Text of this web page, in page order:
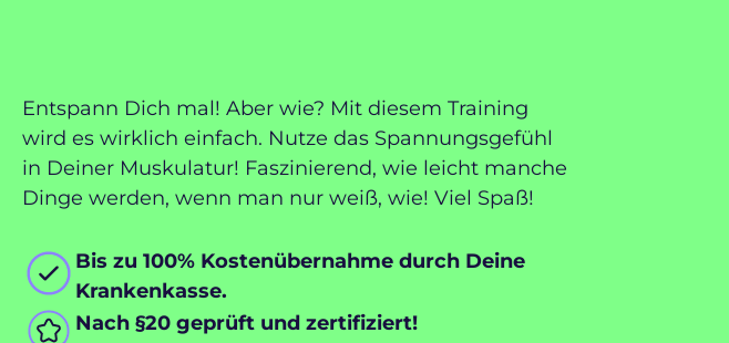
Entspann Dich mal! Aber wie? Mit diesem Training
wird es wirklich einfach. Nutze das Spannungsgefühl
in Deiner Muskulatur! Faszinierend, wie leicht manche
Dinge werden, wenn man nur weiß, wie! Viel Spaß!
Bis zu 100% Kostenübernahme durch Deine
Krankenkasse.
Nach §20 geprüft und zertifiziert!